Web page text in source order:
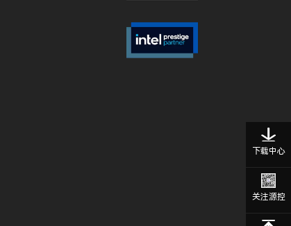
下载中心
关注源控